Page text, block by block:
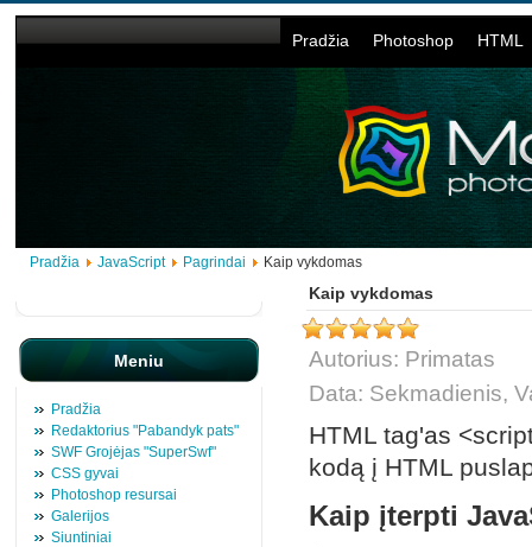
Pradžia Photoshop HTML
Pradžia JavaScript Pagrindai Kaip vykdomas
Meniu
Pradžia
Redaktorius "Pabandyk pats"
SWF Grojėjas "SuperSwf"
CSS gyvai
Photoshop resursai
Galerijos
Siuntiniai
Kaip vykdomas
Autorius: Primatas
Data: Sekmadienis,
HTML tag'as
kodą į HTML
Kaip įterpti